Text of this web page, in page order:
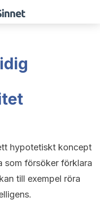
hypotetiskt koncept
som försöker förklara
till exempel röra